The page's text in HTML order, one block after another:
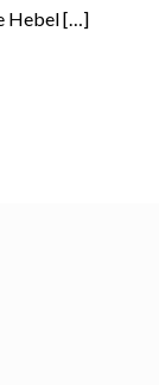
Hebel […]